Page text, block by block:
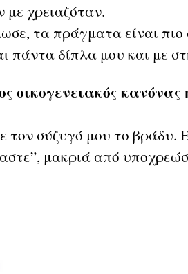
με χρειαζόταν.
τα πράγματα είναι
πάντα δίπλα μου και με
οικογενειακός κανόνας
τον σύζυγό μου το βράδυ.
μακριά από